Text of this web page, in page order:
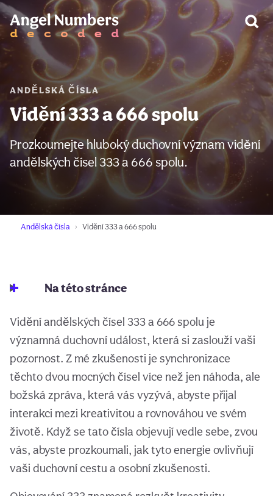
ANDĚLSKÁ ČÍSLA
Vidění 333 a 666 spolu
Prozkoumejte hluboký duchovní význam vidění
andělských čísel 333 a 666 spolu.
Andělská čísla Vidění 333 a 666 spolu
Na této stránce
Vidění andělských čísel 333 a 666 spolu je
významná duchovní událost, která si zaslouží vaši
pozornost. Z mé zkušenosti je synchronizace
těchto dvou mocných čísel více než jen náhoda, ale
božská zpráva, která vás vyzývá, abyste přijal
interakci mezi kreativitou a rovnováhou ve svém
životě. Když se tato čísla objevují vedle sebe, zvou
vás, abyste prozkoumali, jak tyto energie ovlivňují
vaši duchovní cestu a osobní zkušenosti.
VAROVÁNÍ: